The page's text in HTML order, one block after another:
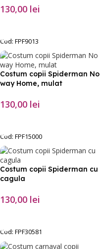
130,00 lei
Cod: FPF9013
Costum copii Spiderman No
way Home, mulat
130,00 lei
Cod: FPF15000
Costum copii Spiderman cu
cagula
130,00 lei
Cod: FPF30581